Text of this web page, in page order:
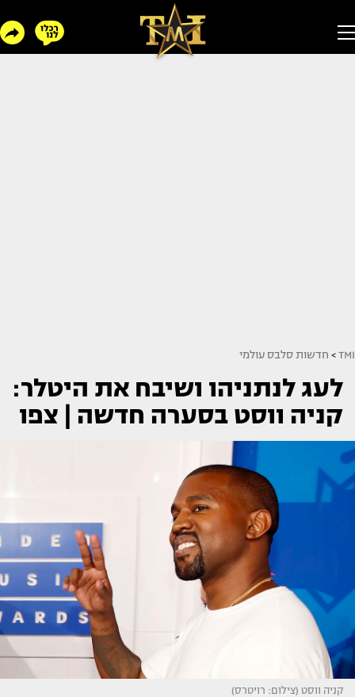
TMI
> חדשות סלבס עולמי
לעג לנתניהו ושיבח את היטלר:
קניה ווסט בסערה חדשה | צפו
קניה ווסט (צילום: רויטרס)